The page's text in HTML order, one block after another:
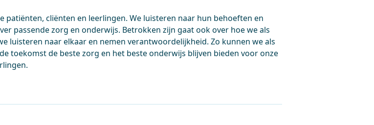
patiënten, cliënten en leerlingen. We luisteren naar hun behoeften en
passende zorg en onderwijs. Betrokken zijn gaat ook over hoe we als
luisteren naar elkaar en nemen verantwoordelijkheid. Zo kunnen we als
toekomst de beste zorg en het beste onderwijs blijven bieden voor onze